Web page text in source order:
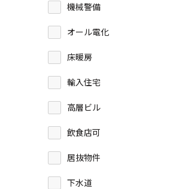
機械警備
オール電化
床暖房
輸入住宅
高層ビル
飲食店可
居抜物件
下水道